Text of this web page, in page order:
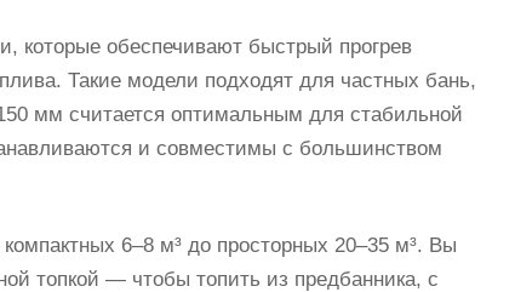
обеспечивают быстрый прогрев
Такие модели подходят для частных бань,
мм считается оптимальным для стабильной
и совместимы с большинством
6–8 м³ до просторных 20–35 м³. Вы
топкой — чтобы топить из предбанника, с